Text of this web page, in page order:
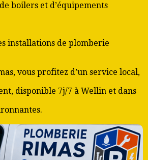
boilers et d’équipements
installations de plomberie
vous profitez d’un service local,
disponible 7j/7 à Wellin et dans